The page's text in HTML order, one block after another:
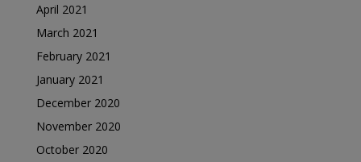
April 2021
March 2021
February 2021
January 2021
December 2020
November 2020
October 2020